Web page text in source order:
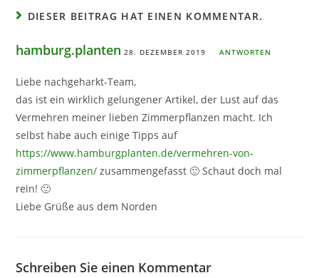
DIESER BEITRAG HAT EINEN KOMMENTAR.
hamburg.planten 28. DEZEMBER 2019 ANTWORTEN
Liebe nachgeharkt-Team,
das ist ein wirklich gelungener Artikel, der Lust auf das
Vermehren meiner lieben Zimmerpflanzen macht. Ich
selbst habe auch einige Tipps auf
https://www.hamburgplanten.de/vermehren-von-
zimmerpflanzen/ zusammengefasst 🙂 Schaut doch mal
rein! 🙂
Liebe Grüße aus dem Norden
Schreiben Sie einen Kommentar